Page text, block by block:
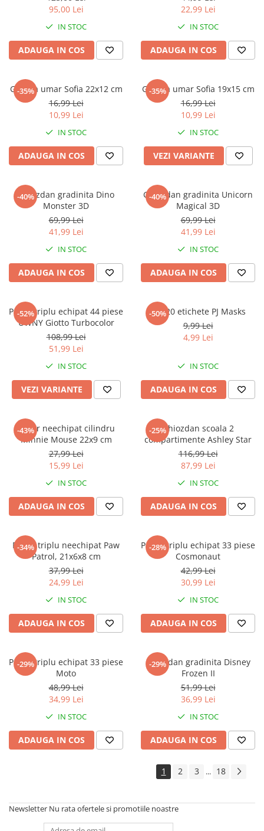
95,00 Lei
IN STOC
ADAUGA IN COS
22,99 Lei
IN STOC
ADAUGA IN COS
-35%
Geanta umar Sofia 22x12 cm
16,99 Lei
10,99 Lei
IN STOC
ADAUGA IN COS
-35%
Geanta umar Sofia 19x15 cm
16,99 Lei
10,99 Lei
IN STOC
VEZI VARIANTE
-40%
Ghiozdan gradinita Dino
Monster 3D
69,99 Lei
41,99 Lei
IN STOC
ADAUGA IN COS
-40%
Ghiozdan gradinita Unicorn
Magical 3D
69,99 Lei
41,99 Lei
IN STOC
ADAUGA IN COS
-52%
Penar triplu echipat 44 piese
UWNY Giotto Turbocolor
108,99 Lei
51,99 Lei
IN STOC
VEZI VARIANTE
-50%
Set 20 etichete PJ Masks
9,99 Lei
4,99 Lei
IN STOC
ADAUGA IN COS
-43%
Penar neechipat cilindru
Minnie Mouse 22x9 cm
27,99 Lei
15,99 Lei
IN STOC
ADAUGA IN COS
-25%Ghiozdan scoala 2
compartimente Ashley Star
116,99 Lei
87,99 Lei
IN STOC
ADAUGA IN COS
-34%
Penar triplu neechipat Paw
Patrol, 21x6x8 cm
37,99 Lei
24,99 Lei
IN STOC
ADAUGA IN COS
-28%
Penar triplu echipat 33 piese
Cosmonaut
42,99 Lei
30,99 Lei
IN STOC
ADAUGA IN COS
-29%
Penar triplu echipat 33 piese
Moto
48,99 Lei
34,99 Lei
IN STOC
ADAUGA IN COS
-29%
Ghiozdan gradinita Disney
Frozen II
51,99 Lei
36,99 Lei
IN STOC
ADAUGA IN COS
1 2 3 ... 18
Newsletter Nu rata ofertele si promotiile noastre